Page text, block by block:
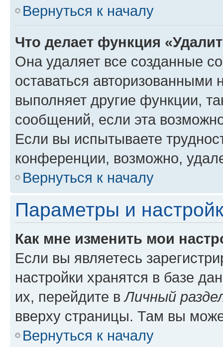
Вернуться к началу
Что делает функция
Она удаляет все созданные
оставаться авторизованными
выполняет другие функции,
сообщений, если эта
Если вы испытываете
конференции, возможно,
Вернуться к началу
Параметры и
Как мне изменить мои
Если вы являетесь
настройки хранятся в базе
их, перейдите вЛичный
вверху страницы. Там вы
Вернуться к началу